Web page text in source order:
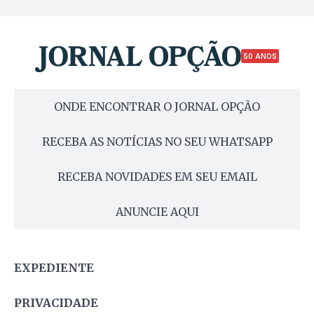
50 ANOS
ONDE ENCONTRAR O JORNAL OPÇÃO
RECEBA AS NOTÍCIAS NO SEU WHATSAPP
RECEBA NOVIDADES EM SEU EMAIL
ANUNCIE AQUI
EXPEDIENTE
PRIVACIDADE